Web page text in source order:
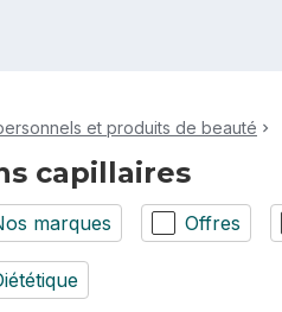
et produits de beauté
capillaires
marques Offres